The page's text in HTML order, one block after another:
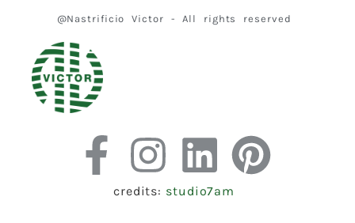
@Nastrificio Victor - All rights reserved
credits: studio7am